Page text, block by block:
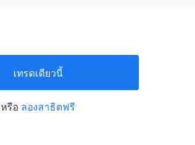
เทรดเดียวนี้
หรือ ลองสาธิตฟรี